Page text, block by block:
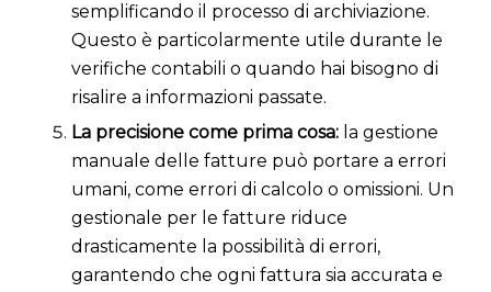
semplificando il processo di archiviazione.
Questo è particolarmente utile durante le
verifiche contabili o quando hai bisogno di
risalire a informazioni passate.
La precisione come prima cosa: la gestione
manuale delle fatture può portare a errori
umani, come errori di calcolo o omissioni. Un
gestionale per le fatture riduce
drasticamente la possibilità di errori,
garantendo che ogni fattura sia accurata e